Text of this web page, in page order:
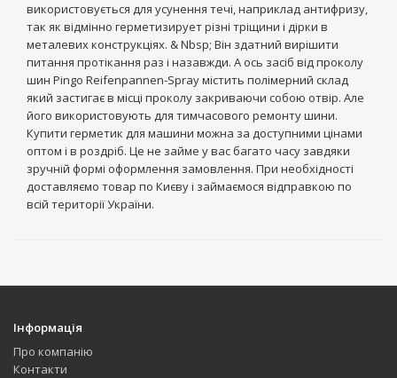
використовується для усунення течі, наприклад антифризу,
так як відмінно герметизирует різні тріщини і дірки в
металевих конструкціях. & Nbsp; Він здатний вирішити
питання протікання раз і назавжди. А ось засіб від проколу
шин Pingo Reifenpannen-Spray містить полімерний склад
який застигає в місці проколу закриваючи собою отвір. Але
його використовують для тимчасового ремонту шини.
Купити герметик для машини можна за доступними цінами
оптом і в роздріб. Це не займе у вас багато часу завдяки
зручній формі оформлення замовлення. При необхідності
доставляємо товар по Києву і займаємося відправкою по
всій території України.
Інформація
Про компанію
Контакти